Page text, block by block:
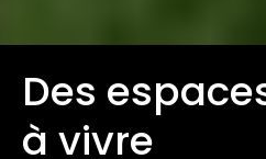
Des
à vivre